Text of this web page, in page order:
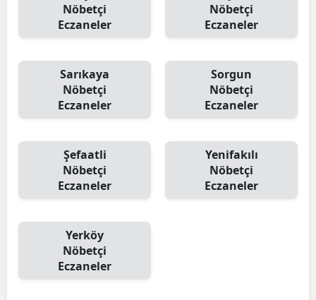
Nöbetçi
Eczaneler
Nöbetçi
Eczaneler
Sarıkaya
Nöbetçi
Eczaneler
Sorgun
Nöbetçi
Eczaneler
Şefaatli
Nöbetçi
Eczaneler
Yenifakılı
Nöbetçi
Eczaneler
Yerköy
Nöbetçi
Eczaneler